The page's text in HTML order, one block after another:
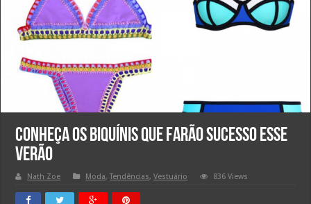
Conheça os biquínis que farão sucesso esse
verão
Nath Zoe Moda,Tendências,Vestuário 836 Views